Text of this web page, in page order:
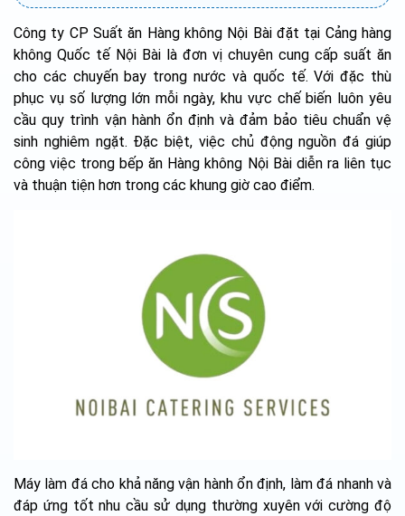
Công ty CP Suất ăn Hàng không Nội Bài đặt tại Cảng hàng
không Quốc tế Nội Bài là đơn vị chuyên cung cấp suất ăn
cho các chuyến bay trong nước và quốc tế. Với đặc thù
phục vụ số lượng lớn mỗi ngày, khu vực chế biến luôn yêu
cầu quy trình vận hành ổn định và đảm bảo tiêu chuẩn vệ
sinh nghiêm ngặt. Đặc biệt, việc chủ động nguồn đá giúp
công việc trong bếp ăn Hàng không Nội Bài diễn ra liên tục
và thuận tiện hơn trong các khung giờ cao điểm.
Máy làm đá cho khả năng vận hành ổn định, làm đá nhanh và
đáp ứng tốt nhu cầu sử dụng thường xuyên với cường độ